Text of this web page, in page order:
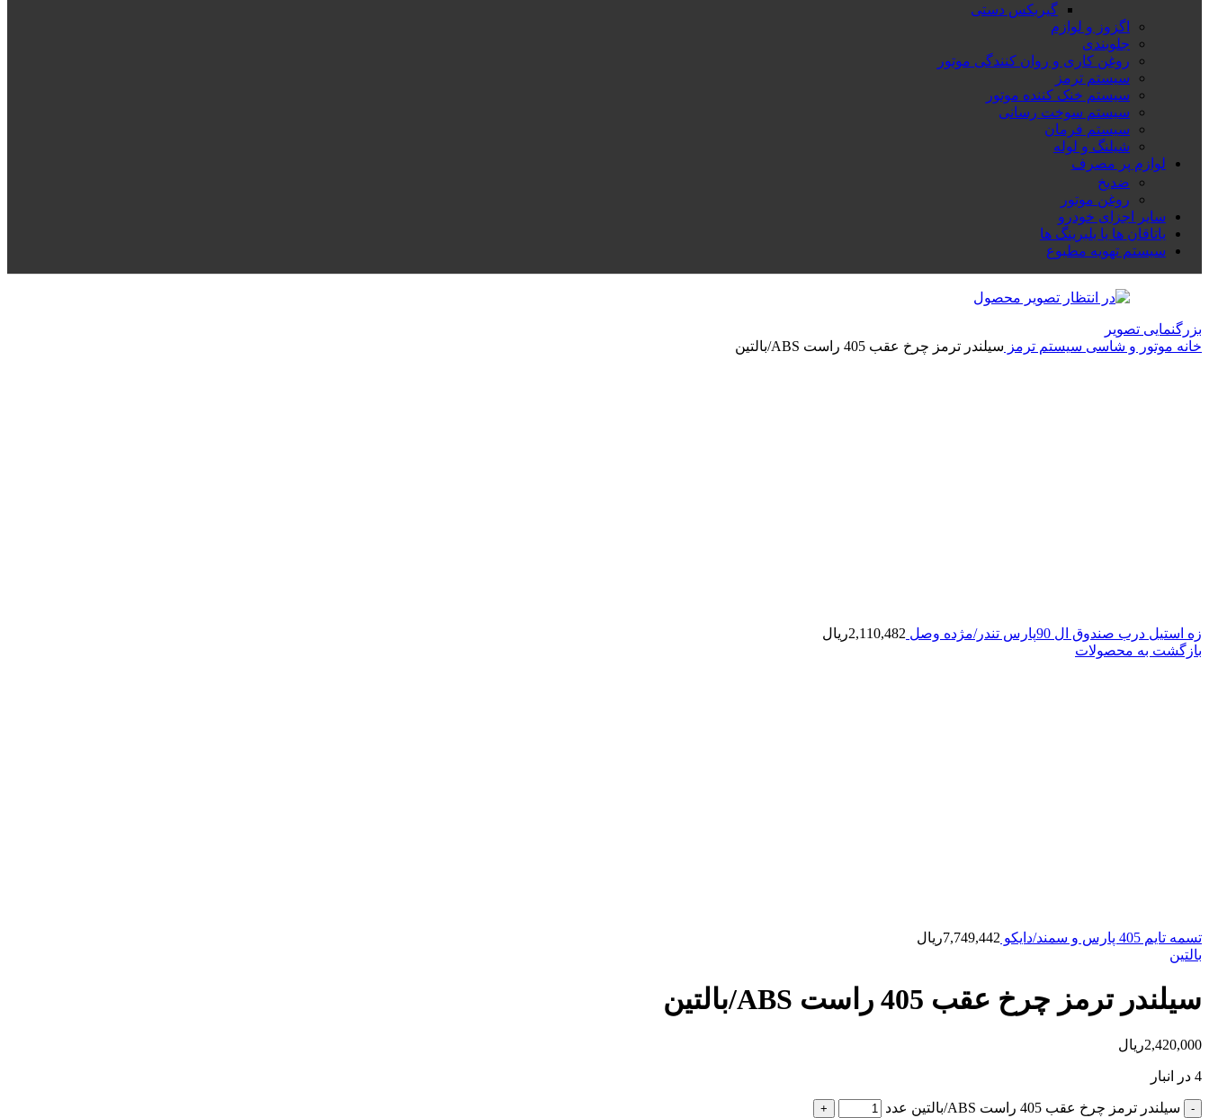
گیربکس دستی
اگزوز و لوازم
جلوبندی
روغن کاری و روان کنندگی موتور
سیستم ترمز
سیستم خنک کننده موتور
سیستم سوخت رسانی
سیستم فرمان
شیلنگ و لوله
لوازم پر مصرف
ضدیخ
روغن موتور
سایر اجزای خودرو
یاتاقان ها یا بلبرینگ ها
سیستم تهویه مطبوع
بزرگنمایی تصویر
خانه موتور و شاسی سیستم ترمز سیلندر ترمز چرخ عقب 405 راست ABS/بالتین
زه استیل درب صندوق ال 90پارس تندر/مژده وصل 2,110,482ریال
بازگشت به محصولات
تسمه تایم 405 پارس و سمند/دایکو 7,749,442ریال
بالتین
سیلندر ترمز چرخ عقب 405 راست ABS/بالتین
2,420,000ریال
4 در انبار
سیلندر ترمز چرخ عقب 405 راست ABS/بالتین عدد